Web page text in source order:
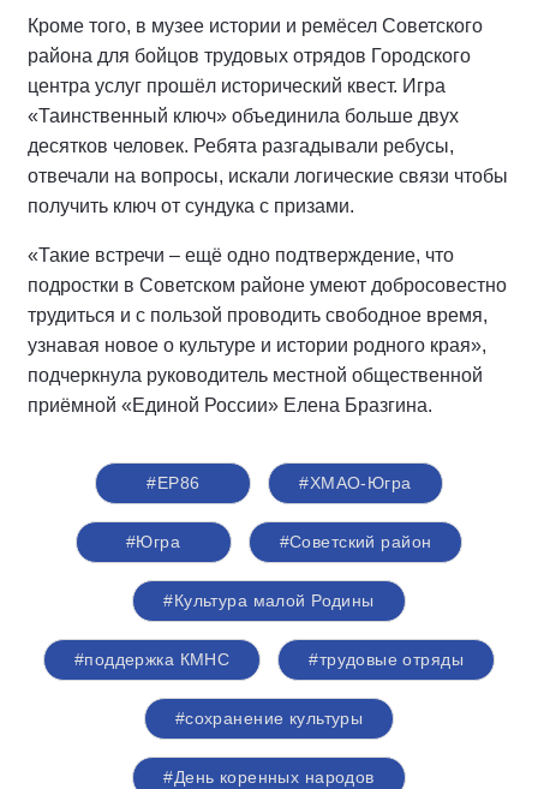
Кроме того, в музее истории и ремёсел Советского
района для бойцов трудовых отрядов Городского
центра услуг прошёл исторический квест. Игра
«Таинственный ключ» объединила больше двух
десятков человек. Ребята разгадывали ребусы,
отвечали на вопросы, искали логические связи чтобы
получить ключ от сундука с призами.
«Такие встречи – ещё одно подтверждение, что
подростки в Советском районе умеют добросовестно
трудиться и с пользой проводить свободное время,
узнавая новое о культуре и истории родного края»,
подчеркнула руководитель местной общественной
приёмной «Единой России» Елена Бразгина.
#ЕР86 #ХМАО-Югра
#Югра #Советский район
#Культура малой Родины
#поддержка КМНС #трудовые отряды
#сохранение культуры
#День коренных народов